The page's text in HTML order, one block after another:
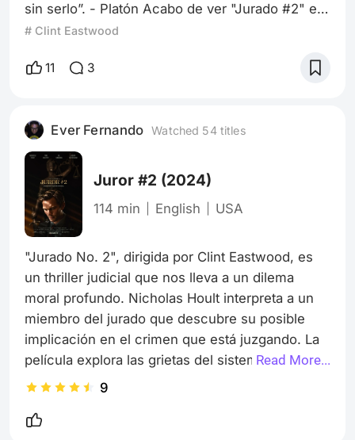
sin serlo”. - Platón Acabo de ver "Jurado #2" en
Max, la última obra maestra de Clint Eastwood, y
intensa experiencia emocional y reflexiva que
maestría, el thriller judicial, es una joya que
merece ser discutid
# Clint Eastwood
11 3
Ever Fernando Watched 54 titles
Juror #2 (2024)
114 min English USA
"Jurado No. 2", dirigida por Clint Eastwood, es
un thriller judicial que nos lleva a un dilema
moral profundo. Nicholas Hoult interpreta a un
miembro del jurado que descubre su posible
implicación en el crimen que está juzgando. La
película explora las grietas del sistema judicial y
los conflictos internos de su protagonista con
especialmente de Hoult y Toni Collette. Aunque
Read More...
9